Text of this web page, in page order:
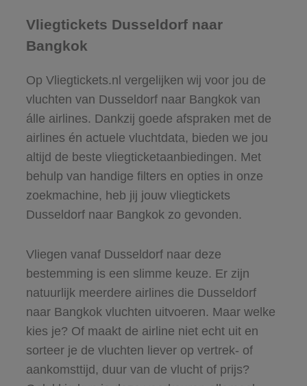
Vliegtickets Dusseldorf naar
Bangkok
Op Vliegtickets.nl vergelijken wij voor jou de
vluchten van Dusseldorf naar Bangkok van
álle airlines. Dankzij goede afspraken met de
airlines én actuele vluchtdata, bieden we jou
altijd de beste vliegticketaanbiedingen. Met
behulp van handige filters en opties in onze
zoekmachine, heb jij jouw vliegtickets
Dusseldorf naar Bangkok zo gevonden.
Vliegen vanaf Dusseldorf naar deze
bestemming is een slimme keuze. Er zijn
natuurlijk meerdere airlines die Dusseldorf
naar Bangkok vluchten uitvoeren. Maar welke
kies je? Of maakt de airline niet echt uit en
sorteer je de vluchten liever op vertrek- of
aankomsttijd, duur van de vlucht of prijs?